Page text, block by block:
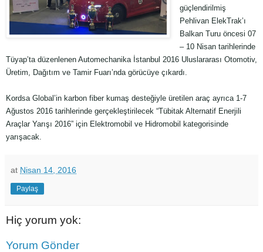
güçlendirilmiş
Pehlivan ElekTrak’ı
Balkan Turu öncesi 07
– 10 Nisan tarihlerinde
Tüyap’ta düzenlenen Automechanika İstanbul 2016 Uluslararası Otomotiv,
Üretim, Dağıtım ve Tamir Fuarı’nda görücüye çıkardı.
Kordsa Global’in karbon fiber kumaş desteğiyle üretilen araç ayrıca 1-7
Ağustos 2016 tarihlerinde gerçekleştirilecek “Tübitak Alternatif Enerjili
Araçlar Yarışı 2016” için Elektromobil ve Hidromobil kategorisinde
yarışacak.
at Nisan 14, 2016
Paylaş
Hiç yorum yok:
Yorum Gönder